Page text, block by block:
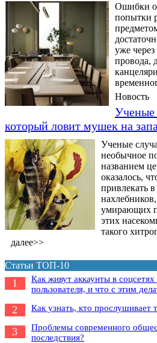
Ошибки
попытки
уже
провода,
Новость
Ученые
который ловит мушек на
Ученые
необычное
названием
оказалось,
привлекать
умирающих
этих
такого
далее>>
Статьи ТОП-10
1
Как живут аккаунты в
пользователя, и что с этим
2 Как узнать, кто прослушивает
3
Проблемы современного
последствия?